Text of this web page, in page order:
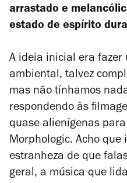
arrastado e
estado de espírito
A ideia inicial era fazer
ambiental, talvez
mas não tínhamos
respondendo às
quase alienígenas
Morphologic. Acho
estranheza de que
geral, a música que